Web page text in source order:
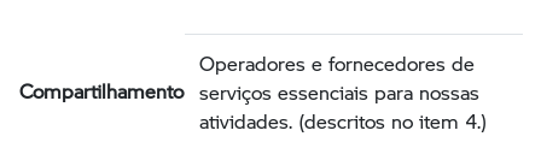
Compartilhamento
Operadores e fornecedores de
serviços essenciais para nossas
atividades. (descritos no item 4.)